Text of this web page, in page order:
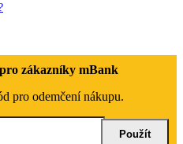
zákazníky mBank
pro odemčení nákupu.